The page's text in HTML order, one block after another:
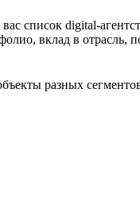
список digital-
вклад в отрасль,
разных